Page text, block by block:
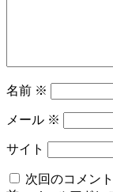
名前 ※
メール ※
サイト
次回のコメン